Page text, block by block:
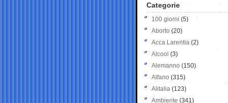
Categorie
100 giorni (5)
Aborto (20)
Acca Larentia (2)
Alcool (3)
Alemanno (150)
Alfano (315)
Alitalia (123)
Ambiente (341)